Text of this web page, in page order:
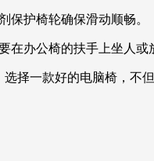
保护椅轮确保滑动顺畅。
办公椅的扶手上坐人或
择一款好的电脑椅，不